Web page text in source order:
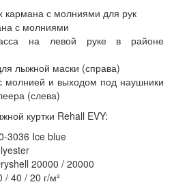
кармана с молниями для рук
с молниями
на левой руке в районе
лыжной маски (справа)
молнией и выходом под наушники
(слева)
куртки Rehall EVY:
3036 Ice blue
20000 / 20000
/ 40 / 20 г/м²